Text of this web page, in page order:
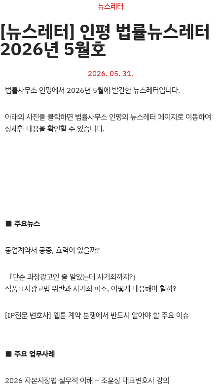
뉴스레터
[뉴스레터] 인평 법률뉴스레터
2026년 5월호
2026. 05. 31.
법률사무소 인평에서 2026년 5월에 발간한 뉴스레터입니다.
아래의 사진을 클릭하면 법률사무소 인평의 뉴스레터 페이지로 이동하여
상세한 내용을 확인할 수 있습니다.
■ 주요뉴스
동업계약서 공증, 효력이 있을까?
「단순 과장광고인 줄 알았는데 사기죄까지?」
식품표시광고법 위반과 사기죄 피소, 어떻게 대응해야 할까?
[IP전문 변호사] 웹툰 계약 분쟁에서 반드시 알아야 할 주요 이슈
■ 주요 업무사례
2026 자본시장법 실무적 이해 – 조윤상 대표변호사 강의